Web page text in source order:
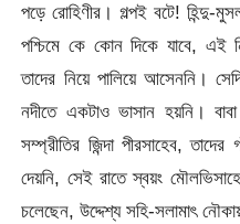
পড়ে রোহিণীর। গল্পই বটে! হিন্দু-
পশ্চিমে কে কোন দিকে যাবে, এই
তাদের নিয়ে পালিয়ে আসেননি।
নদীতে একটাও ভাসান হয়নি।
সম্প্রীতির জিন্দা পীরসাহেব,
দেয়নি, সেই রাতে স্বয়ং
চলেছেন, উদ্দেশ্য সহি-সলামাৎ